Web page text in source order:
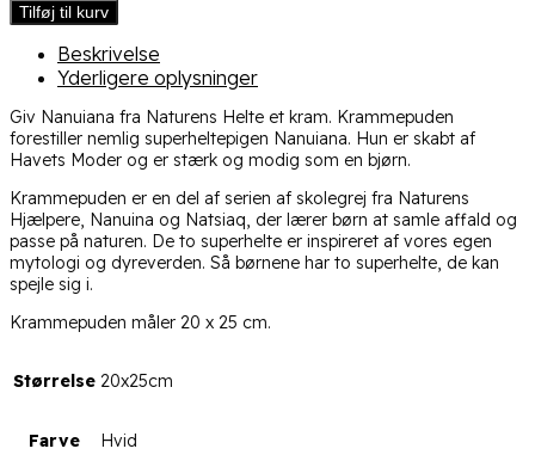
Tilføj til kurv
Beskrivelse
Yderligere oplysninger
Giv Nanuiana fra Naturens Helte et kram. Krammepuden
forestiller nemlig superheltepigen Nanuiana. Hun er skabt af
Havets Moder og er stærk og modig som en bjørn.
Krammepuden er en del af serien af skolegrej fra Naturens
Hjælpere, Nanuina og Natsiaq, der lærer børn at samle affald og
passe på naturen. De to superhelte er inspireret af vores egen
mytologi og dyreverden. Så børnene har to superhelte, de kan
spejle sig i.
Krammepuden måler 20 x 25 cm.
Størrelse 20x25cm
Farve
Hvid